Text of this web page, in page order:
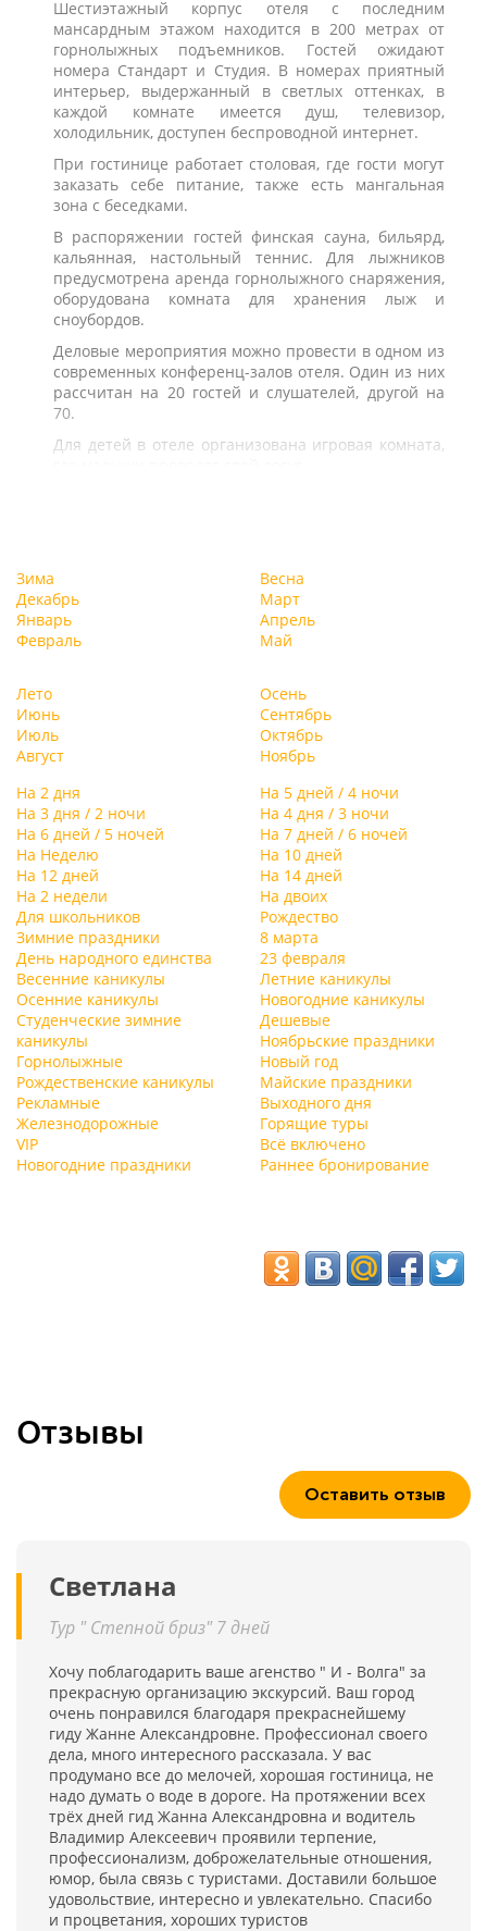
Шестиэтажный корпус отеля с последним
мансардным этажом находится в 200 метрах от
горнолыжных подъемников. Гостей ожидают
номера Стандарт и Студия. В номерах приятный
интерьер, выдержанный в светлых оттенках, в
каждой комнате имеется душ, телевизор,
холодильник, доступен беспроводной интернет.
При гостинице работает столовая, где гости могут
заказать себе питание, также есть мангальная
зона с беседками.
В распоряжении гостей финская сауна, бильярд,
кальянная, настольный теннис. Для лыжников
предусмотрена аренда горнолыжного снаряжения,
оборудована комната для хранения лыж и
сноубордов.
Деловые мероприятия можно провести в одном из
современных конференц-залов отеля. Один из них
рассчитан на 20 гостей и слушателей, другой на
70.
Для детей в отеле организована игровая комната,
Зима
Декабрь
Январь
Февраль
Весна
Март
Апрель
Май
Лето
Июнь
Июль
Август
Осень
Сентябрь
Октябрь
Ноябрь
На 2 дня
На 5 дней / 4 ночи
На 3 дня / 2 ночи
На 4 дня / 3 ночи
На 6 дней / 5 ночей
На 7 дней / 6 ночей
На Неделю
На 10 дней
На 12 дней
На 14 дней
На 2 недели
На двоих
Для школьников
Рождество
Зимние праздники
8 марта
День народного единства
23 февраля
Весенние каникулы
Летние каникулы
Осенние каникулы
Новогодние каникулы
Студенческие зимние
каникулы
Дешевые
Ноябрьские праздники
Горнолыжные
Новый год
Рождественские каникулы
Майские праздники
Рекламные
Выходного дня
Железнодорожные
Горящие туры
VIP
Всё включено
Новогодние праздники
Раннее бронирование
Отзывы
Оставить отзыв
Светлана
Тур " Степной бриз" 7 дней
Хочу поблагодарить ваше агенство " И - Волга" за
прекрасную организацию экскурсий. Ваш город
очень понравился благодаря прекраснейшему
гиду Жанне Александровне. Профессионал своего
дела, много интересного рассказала. У вас
продумано все до мелочей, хорошая гостиница, не
надо думать о воде в дороге. На протяжении всех
трёх дней гид Жанна Александровна и водитель
Владимир Алексеевич проявили терпение,
профессионализм, доброжелательные отношения,
юмор, была связь с туристами. Доставили большое
удовольствие, интересно и увлекательно. Спасибо
и процветания, хороших туристов